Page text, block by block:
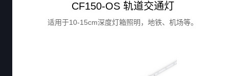
CF150-OS 轨道交通灯
适用于10-15cm深度灯箱照明，地铁、机场等。